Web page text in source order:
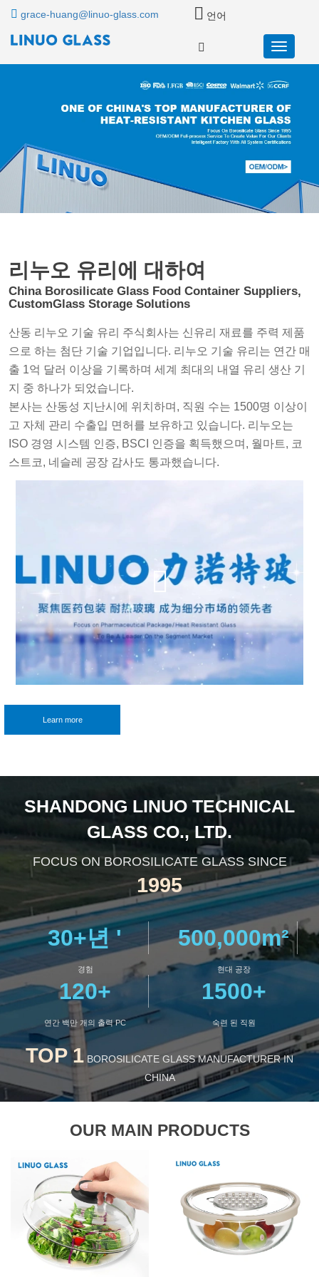
grace-huang@linuo-glass.com 언어
리누오 유리에 대하여
China Borosilicate Glass Food Container Suppliers,
CustomGlass Storage Solutions
산동 리누오 기술 유리 주식회사는 신유리 재료를 주력 제품
으로 하는 첨단 기술 기업입니다. 리누오 기술 유리는 연간 매
출 1억 달러 이상을 기록하며 세계 최대의 내열 유리 생산 기
지 중 하나가 되었습니다.
본사는 산동성 지난시에 위치하며, 직원 수는 1500명 이상이
고 자체 관리 수출입 면허를 보유하고 있습니다. 리누오는
ISO 경영 시스템 인증, BSCI 인증을 획득했으며, 월마트, 코
스트코, 네슬레 공장 감사도 통과했습니다.
Learn more
SHANDONG LINUO TECHNICAL
GLASS CO., LTD.
FOCUS ON BOROSILICATE GLASS SINCE
1995
30+년 '
경험
500,000m²
현대 공장
120+
연간 백만 개의 출력 PC
1500+
숙련 된 직원
TOP 1 BOROSILICATE GLASS MANUFACTURER IN
CHINA
OUR MAIN PRODUCTS